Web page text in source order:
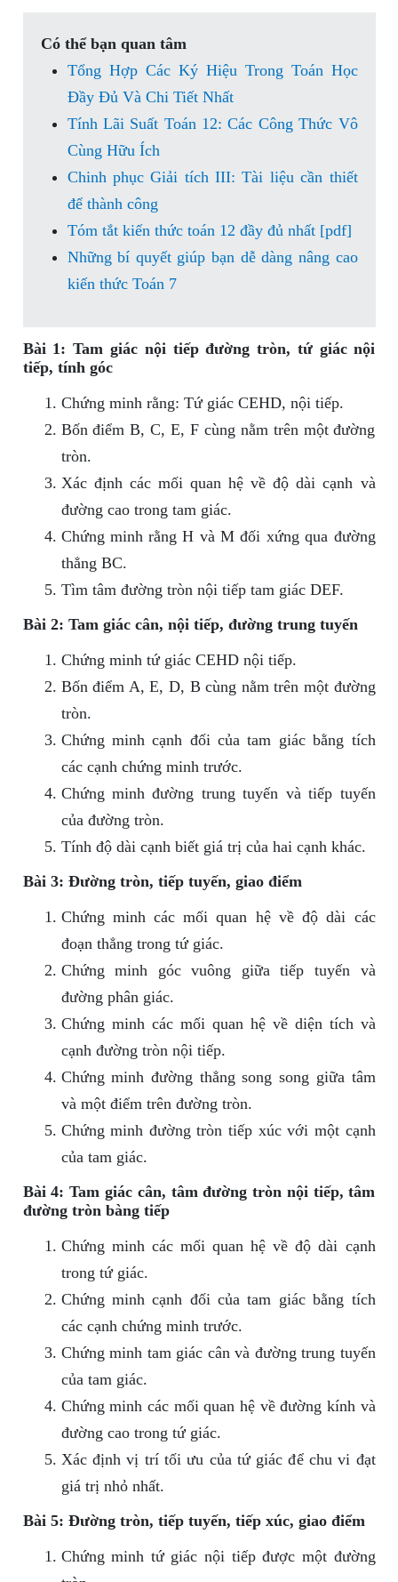
Có thể bạn quan tâm
Tổng Hợp Các Ký Hiệu Trong Toán Học
Đầy Đủ Và Chi Tiết Nhất
Tính Lãi Suất Toán 12: Các Công Thức Vô
Cùng Hữu Ích
Chinh phục Giải tích III: Tài liệu cần thiết
để thành công
Tóm tắt kiến thức toán 12 đầy đủ nhất [pdf]
Những bí quyết giúp bạn dễ dàng nâng cao
kiến thức Toán 7
Bài 1: Tam giác nội tiếp đường tròn, tứ giác nội
tiếp, tính góc
Chứng minh rằng: Tứ giác CEHD, nội tiếp.
Bốn điểm B, C, E, F cùng nằm trên một đường
tròn.
Xác định các mối quan hệ về độ dài cạnh và
đường cao trong tam giác.
Chứng minh rằng H và M đối xứng qua đường
thẳng BC.
Tìm tâm đường tròn nội tiếp tam giác DEF.
Bài 2: Tam giác cân, nội tiếp, đường trung tuyến
Chứng minh tứ giác CEHD nội tiếp.
Bốn điểm A, E, D, B cùng nằm trên một đường
tròn.
Chứng minh cạnh đối của tam giác bằng tích
các cạnh chứng minh trước.
Chứng minh đường trung tuyến và tiếp tuyến
của đường tròn.
Tính độ dài cạnh biết giá trị của hai cạnh khác.
Bài 3: Đường tròn, tiếp tuyến, giao điểm
Chứng minh các mối quan hệ về độ dài các
đoạn thẳng trong tứ giác.
Chứng minh góc vuông giữa tiếp tuyến và
đường phân giác.
Chứng minh các mối quan hệ về diện tích và
cạnh đường tròn nội tiếp.
Chứng minh đường thẳng song song giữa tâm
và một điểm trên đường tròn.
Chứng minh đường tròn tiếp xúc với một cạnh
của tam giác.
Bài 4: Tam giác cân, tâm đường tròn nội tiếp, tâm
đường tròn bàng tiếp
Chứng minh các mối quan hệ về độ dài cạnh
trong tứ giác.
Chứng minh cạnh đối của tam giác bằng tích
các cạnh chứng minh trước.
Chứng minh tam giác cân và đường trung tuyến
của tam giác.
Chứng minh các mối quan hệ về đường kính và
đường cao trong tứ giác.
Xác định vị trí tối ưu của tứ giác để chu vi đạt
giá trị nhỏ nhất.
Bài 5: Đường tròn, tiếp tuyến, tiếp xúc, giao điểm
Chứng minh tứ giác nội tiếp được một đường